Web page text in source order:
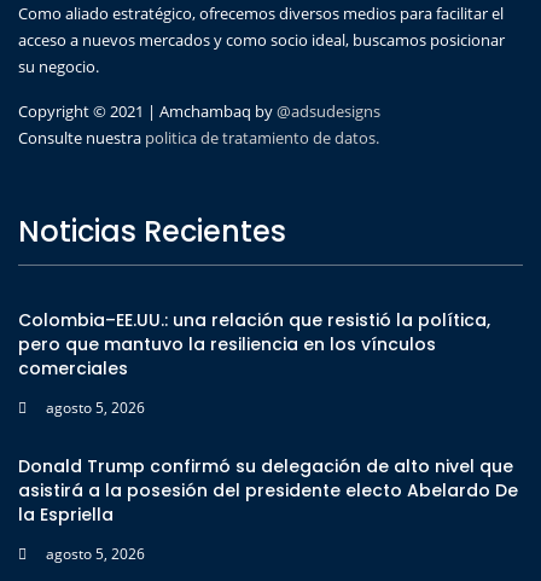
Como aliado estratégico, ofrecemos diversos medios para facilitar el
acceso a nuevos mercados y como socio ideal, buscamos posicionar
su negocio.
Copyright © 2021 | Amchambaq by@adsudesigns
Consulte nuestra politica de tratamiento de datos.
Noticias Recientes
Colombia–EE.UU.: una relación que resistió la política,
pero que mantuvo la resiliencia en los vínculos
comerciales
agosto 5, 2026
Donald Trump confirmó su delegación de alto nivel que
asistirá a la posesión del presidente electo Abelardo De
la Espriella
agosto 5, 2026